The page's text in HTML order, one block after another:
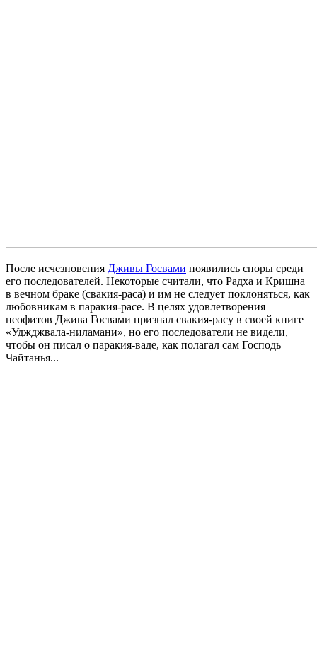
После исчезновения Дживы Госвами появились споры среди
его последователей. Некоторые считали, что Радха и Кришна
в вечном браке (свакия-раса) и им не следует поклоняться, как
любовникам в паракия-расе. В целях удовлетворения
неофитов Джива Госвами признал свакия-расу в своей книге
«Уджджвала-ниламани», но его последователи не видели,
чтобы он писал о паракия-ваде, как полагал сам Господь
Чайтанья...